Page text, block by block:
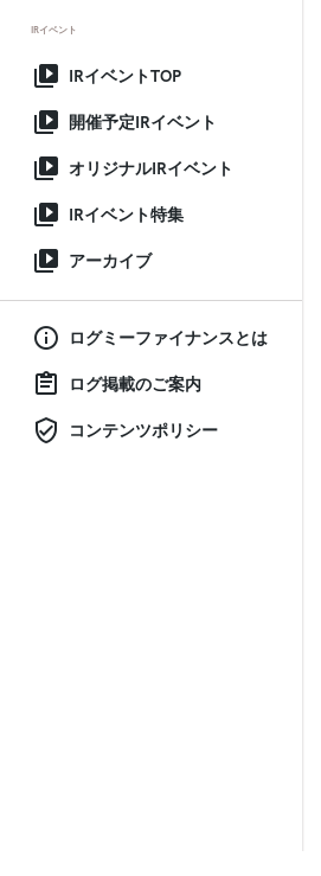
IRイベント
IRイベントTOP
開催予定IRイベント
オリジナルIRイベント
IRイベント特集
アーカイブ
ログミーファイナンスとは
ログ掲載のご案内
コンテンツポリシー